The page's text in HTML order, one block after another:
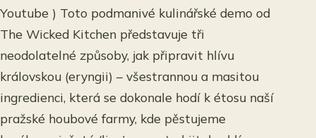
Youtube ) Toto podmanivé kulinářské demo od
The Wicked Kitchen představuje tři
neodolatelné způsoby, jak připravit hlívu
královskou (eryngii) – všestrannou a masitou
ingredienci, která se dokonale hodí k étosu naší
pražské houbové farmy, kde pěstujeme